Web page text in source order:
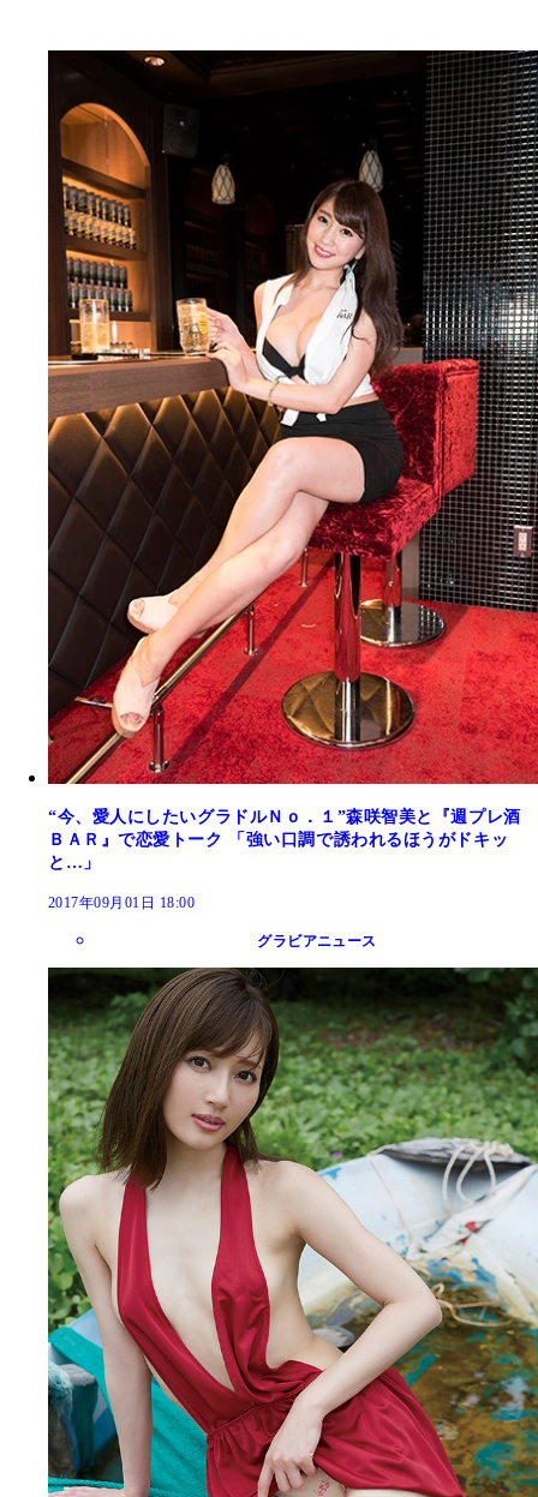
“今、愛人にしたいグラドルＮｏ．１”森咲智美と『週プレ酒
ＢＡＲ』で恋愛トーク 「強い口調で誘われるほうがドキッ
と…」
2017年09月01日 18:00
グラビアニュース